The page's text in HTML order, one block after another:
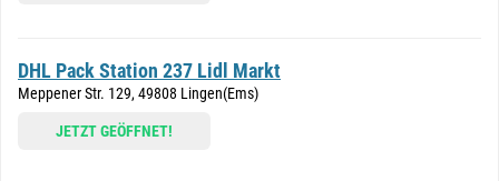
DHL Pack Station 237 Lidl Markt
Meppener Str. 129, 49808 Lingen(Ems)
JETZT GEÖFFNET!